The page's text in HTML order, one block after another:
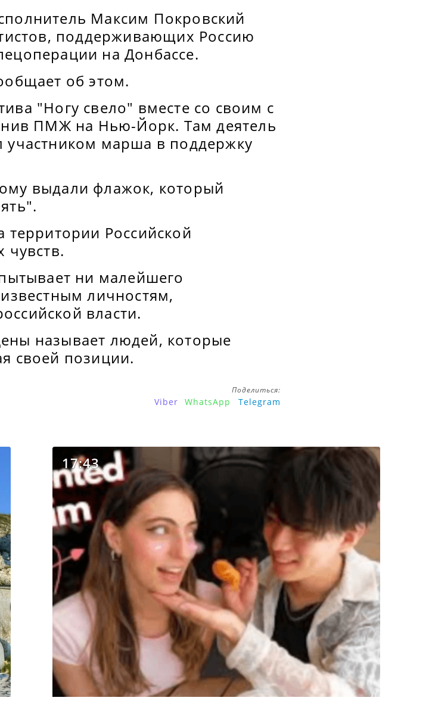
Максим Покровский
поддерживающих Россию
на Донбассе.
об этом.
"Ногу свело" вместе со своим с
ПМЖ на Нью-Йорк. Там деятель
участником марша в поддержку
выдали флажок, который
Российской
чувств.
ни малейшего
личностям,
власти.
называет людей, которые
своей позиции.
Поделиться:
Viber WhatsApp Telegram
17:43